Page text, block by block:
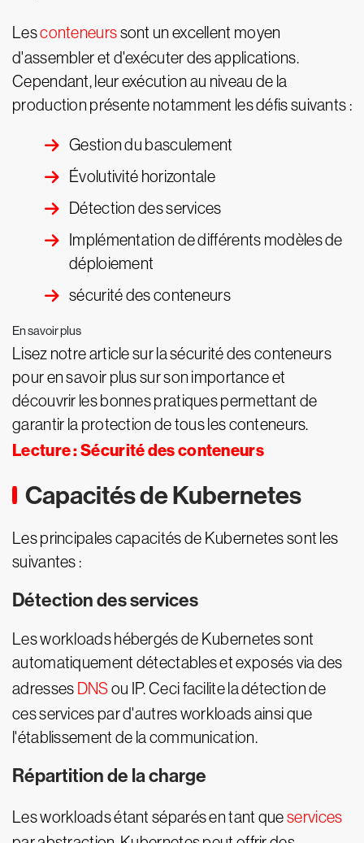
Lesconteneurssont un excellent moyen
d'assembler et d'exécuter des applications.
Cependant, leur exécution au niveau de la
production présente notamment les défis suivants :
Gestion du basculement
Évolutivité horizontale
Détection des services
Implémentation de différents modèles de
déploiement
sécurité des conteneurs
En savoir plus
Lisez notre article sur la sécurité des conteneurs
pour en savoir plus sur son importance et
découvrir les bonnes pratiques permettant de
garantir la protection de tous les conteneurs.
Lecture : Sécurité des conteneurs
Capacités de Kubernetes
Les principales capacités de Kubernetes sont les
suivantes :
Détection des services
Les workloads hébergés de Kubernetes sont
automatiquement détectables et exposés via des
adresses DNSou IP. Ceci facilite la détection de
ces services par d'autres workloads ainsi que
l'établissement de la communication.
Répartition de la charge
Les workloads étant séparés en tant queservices